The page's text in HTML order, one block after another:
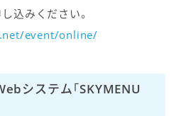
込みください。
event/online/
システム「SKYMENU